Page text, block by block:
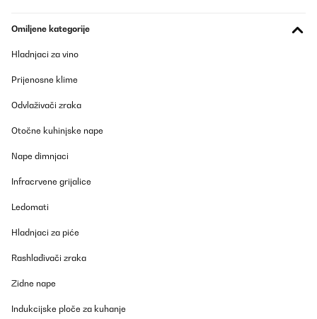
Omiljene kategorije
Hladnjaci za vino
Prijenosne klime
Odvlaživači zraka
Otočne kuhinjske nape
Nape dimnjaci
Infracrvene grijalice
Ledomati
Hladnjaci za piće
Rashlađivači zraka
Zidne nape
Indukcijske ploče za kuhanje